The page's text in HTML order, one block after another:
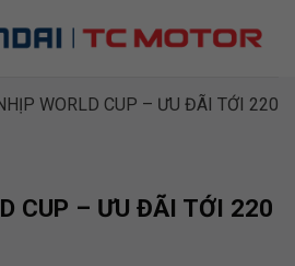
WORLD CUP – ƯU ĐÃI TỚI 220
CUP – ƯU ĐÃI TỚI 220